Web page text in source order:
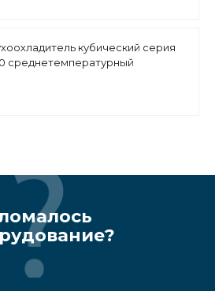
кубический серия
среднетемпературный